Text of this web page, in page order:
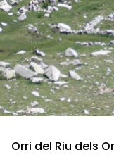
Orri del Riu dels